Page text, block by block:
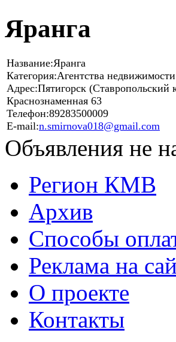
Яранга
Название:Яранга
Категория:Агентства недвижимости
Адрес:Пятигорск (Ставропольский
Краснознаменная 63
Телефон:89283500009
E-mail:n.smirnova018@gmail.com
Объявления не
Регион КМВ
Архив
Способы
Реклама на
О проекте
Контакты